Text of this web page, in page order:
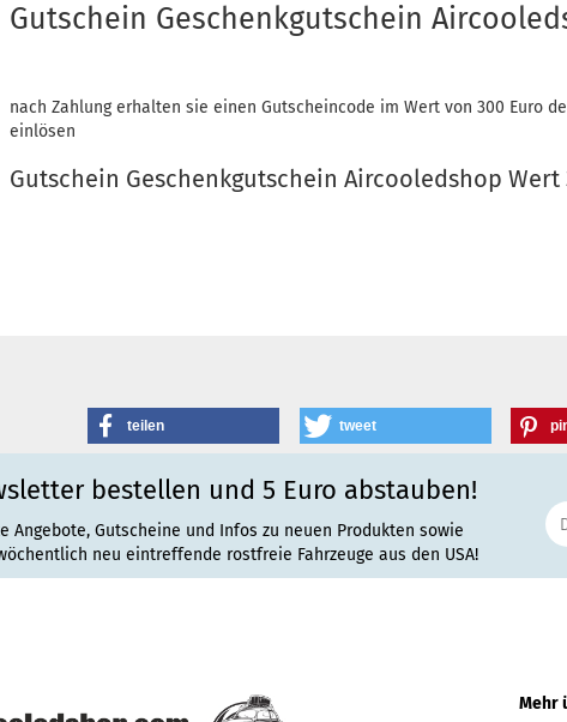
Gutschein Geschenkgutschein
nach Zahlung erhalten sie einen Gutscheincode im Wert von 300 Euro
einlösen
Gutschein Geschenkgutschein Aircooledshop Wert
teilen tweet
bestellen und 5 Euro abstauben!
Angebote, Gutscheine und Infos zu neuen Produkten sowie
neu eintreffende rostfreie Fahrzeuge aus den USA!
Mehr